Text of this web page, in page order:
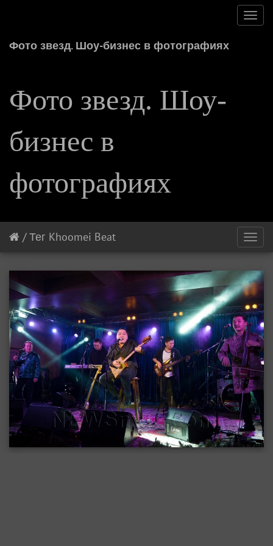
Фото звезд. Шоу-бизнес в фотографиях
Фото звезд. Шоу-
бизнес в
фотографиях
/Тег Khoomei Beat